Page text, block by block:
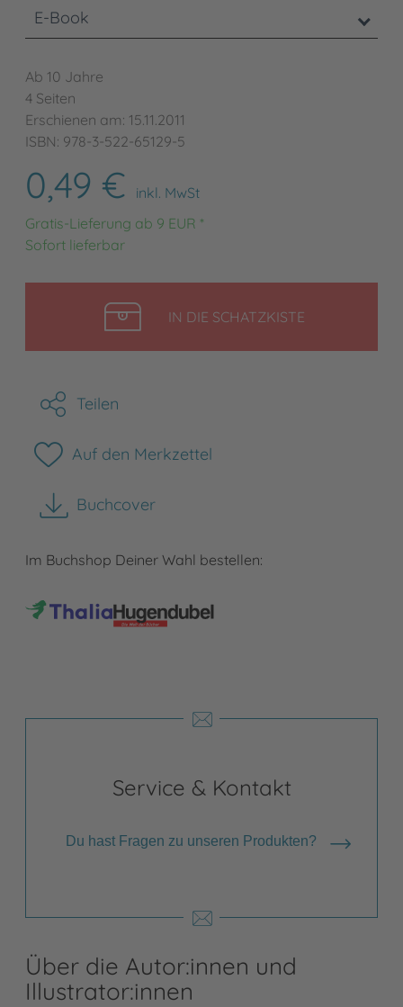
E-Book
Ab 10 Jahre
4 Seiten
Erschienen am: 15.11.2011
ISBN: 978-3-522-65129-5
0,49 €
inkl. MwSt
Gratis-Lieferung ab 9 EUR *
Sofort lieferbar
IN DIE SCHATZKISTELEGEN
Teilen
Auf den Merkzettel
Buchcover
herunterladen
Im Buchshop Deiner Wahl bestellen:
Service & Kontakt
Du hast Fragen zu unseren Produkten?
Über die Autor:innen und
Illustrator:innen